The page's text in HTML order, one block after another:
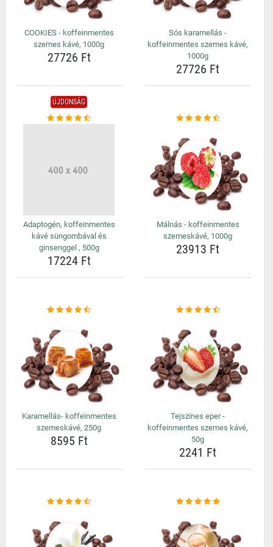
COOKIES - koffeinmentes
szemes kávé, 1000g
27726 Ft
Sós karamellás -
koffeinmentes szemes kávé,
1000g
27726 Ft
ÚJDONSÁG
Adaptogén, koffeinmentes
kávé süngombával és
ginsenggel , 500g
17224 Ft
Málnás - koffeinmentes
szemeskávé, 1000g
23913 Ft
Karamellás- koffeinmentes
szemeskávé, 250g
8595 Ft
Tejszínes eper -
koffeinmentes szemes kávé,
50g
2241 Ft